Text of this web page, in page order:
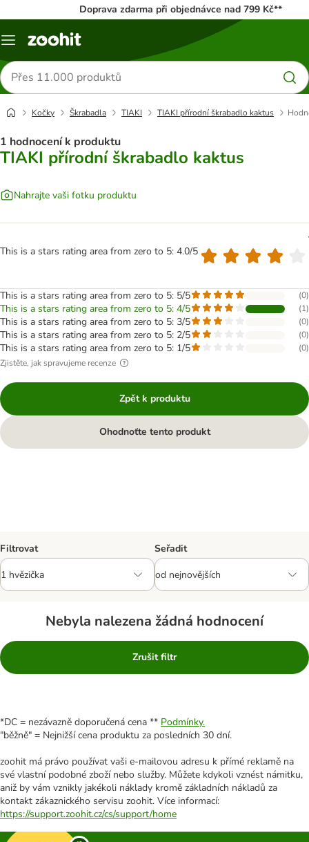
Doprava zdarma při objednávce nad 799 Kč**
Menu
Hledat
produkty
Kočky Škrabadla TIAKI TIAKI přírodní škrabadlo kaktus
1 hodnocení k produktu
TIAKI přírodní škrabadlo kaktus
Nahrajte vaši fotku produktu
This is a stars rating area from zero to 5: 4.0/5
This is a stars rating area from zero to 5: 5/5 (0)
This is a stars rating area from zero to 5: 4/5 (1)
This is a stars rating area from zero to 5: 3/5 (0)
This is a stars rating area from zero to 5: 2/5 (0)
This is a stars rating area from zero to 5: 1/5 (0)
Zjistěte, jak spravujeme recenze
Zpět k produktu
Ohodnoťte tento produkt
Filtrovat Seřadit
Nebyla nalezena žádná hodnocení
Zrušit filtr
*DC = nezávazně doporučená cena ** Podmínky.
"běžně" = Nejnižší cena produktu za posledních 30 dní.
zoohit má právo používat vaši e-mailovou adresu k přímé reklamě na
své vlastní podobné zboží nebo služby. Můžete kdykoli vznést námitku,
aniž by vám vznikly jakékoli náklady kromě základních nákladů za
kontakt zákaznického servisu zoohit. Více informací:
https://support.zoohit.cz/cs/support/home